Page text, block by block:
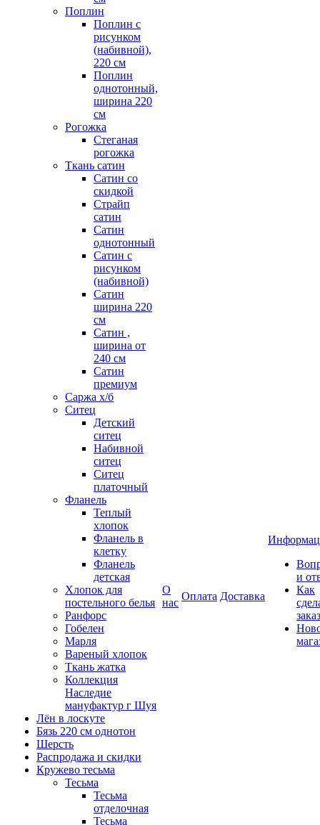
Поплин
Поплин с
рисунком
(набивной),
220 см
Поплин
однотонный,
ширина 220
см
Рогожка
Стеганая
рогожка
Ткань сатин
Сатин со
скидкой
Страйп
сатин
Сатин
однотонный
Сатин с
рисунком
(набивной)
Сатин
ширина 220
см
Сатин ,
ширина от
240 см
Сатин
премиум
Саржа х/б
Ситец
Детский
ситец
Набивной
ситец
Ситец
платочный
Фланель
Теплый
хлопок
Фланель в
клетку
Фланель
детская
Хлопок для
постельного белья
Ранфорс
Гобелен
Марля
Вареный хлопок
Ткань жатка
Коллекция
Наследие
мануфактур г Шуя
Лён в лоскуте
Бязь 220 см однотон
Шерсть
Распродажа и скидки
Кружево тесьма
Тесьма
Тесьма
отделочная
Тесьма
О
нас
Оплата Доставка
и
Как
заказ